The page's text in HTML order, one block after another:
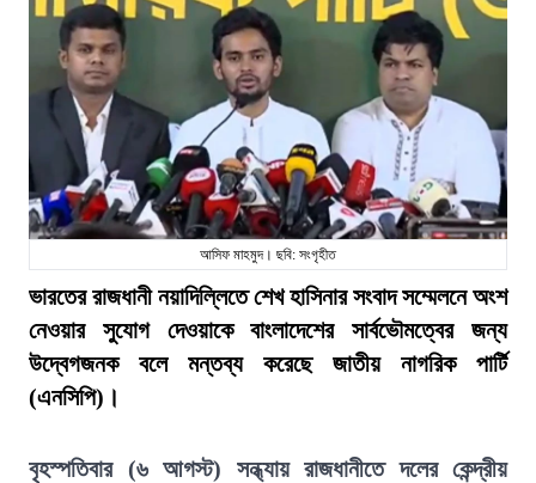
আসিফ মাহমুদ। ছবি: সংগৃহীত
ভারতের রাজধানী নয়াদিল্লিতে শেখ হাসিনার সংবাদ সম্মেলনে অংশ
নেওয়ার সুযোগ দেওয়াকে বাংলাদেশের সার্বভৌমত্বের জন্য
উদ্বেগজনক বলে মন্তব্য করেছে জাতীয় নাগরিক পার্টি
(এনসিপি)।
বৃহস্পতিবার (৬ আগস্ট) সন্ধ্যায় রাজধানীতে দলের কেন্দ্রীয়